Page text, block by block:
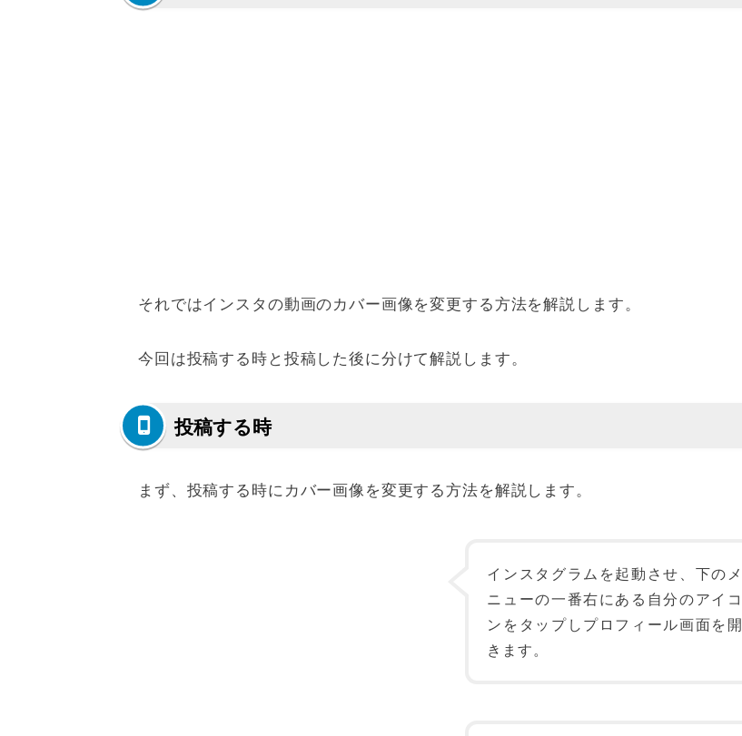
それではインスタの動画のカバー画像を変更する方法を解説します。
今回は投稿する時と投稿した後に分けて解説します。
投稿する時
まず、投稿する時にカバー画像を変更する方法を解説します。
インスタグラムを起動させ、下のメ
ニューの一番右にある自分のアイコ
ンをタップしプロフィール画面を開
きます。